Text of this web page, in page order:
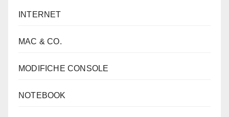
INTERNET
MAC & CO.
MODIFICHE CONSOLE
NOTEBOOK